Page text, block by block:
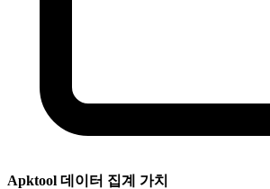
Apktool 데이터 집계 가치